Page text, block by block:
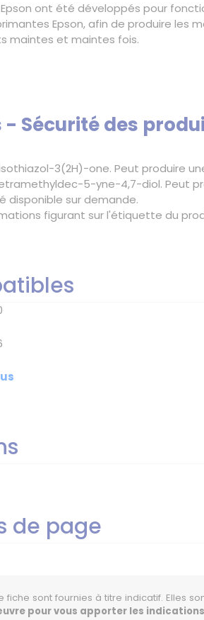
ont été développés pour
Epson, afin de produire les
maintes et maintes fois.
Sécurité des
3(2H)-one. Peut produire
5-yne-4,7-diol. Peut
disponible sur demande.
figurant sur l'étiquette du
de page
fiche sont fournies à titre indicatif. Elles
pour vous apporter les